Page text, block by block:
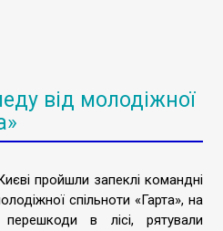
від молодіжної
пройшли запеклі командні
спільноти «Гарта», на
в лісі, рятували